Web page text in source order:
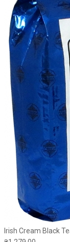
Irish Cream Black